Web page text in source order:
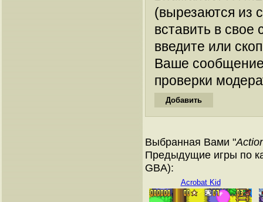
(вырезаются из
вставить в
введите или
Ваше
проверки
Выбранная Вами "
Предыдущие игры по
GBA):
Acrobat Kid